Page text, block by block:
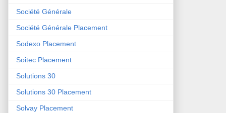
Société Générale
Société Générale Placement
Sodexo Placement
Soitec Placement
Solutions 30
Solutions 30 Placement
Solvay Placement